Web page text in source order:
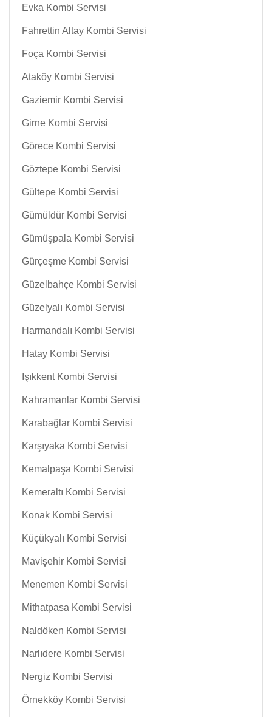
Evka Kombi Servisi
Fahrettin Altay Kombi Servisi
Foça Kombi Servisi
Ataköy Kombi Servisi
Gaziemir Kombi Servisi
Girne Kombi Servisi
Görece Kombi Servisi
Göztepe Kombi Servisi
Gültepe Kombi Servisi
Gümüldür Kombi Servisi
Gümüşpala Kombi Servisi
Gürçeşme Kombi Servisi
Güzelbahçe Kombi Servisi
Güzelyalı Kombi Servisi
Harmandalı Kombi Servisi
Hatay Kombi Servisi
Işıkkent Kombi Servisi
Kahramanlar Kombi Servisi
Karabağlar Kombi Servisi
Karşıyaka Kombi Servisi
Kemalpaşa Kombi Servisi
Kemeraltı Kombi Servisi
Konak Kombi Servisi
Küçükyalı Kombi Servisi
Mavişehir Kombi Servisi
Menemen Kombi Servisi
Mithatpasa Kombi Servisi
Naldöken Kombi Servisi
Narlıdere Kombi Servisi
Nergiz Kombi Servisi
Örnekköy Kombi Servisi